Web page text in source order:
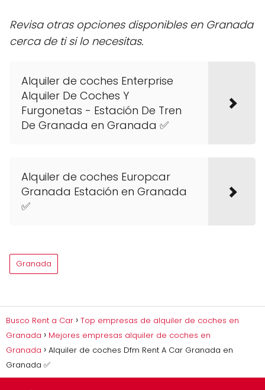
Revisa otras opciones disponibles en Granada
cerca de ti si lo necesitas.
Alquiler de coches Enterprise
Alquiler De Coches Y
Furgonetas - Estación De Tren
De Granada en Granada ✅
Alquiler de coches Europcar
Granada Estación en Granada
✅
Granada
Busco Rent a Car
Top empresas de alquiler de coches en
Granada
Mejores empresas alquiler de coches en
Granada
Alquiler de coches Dfm Rent A Car Granada en
Granada ✅